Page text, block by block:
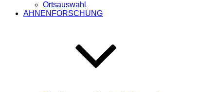
Ortsauswahl
AHNENFORSCHUNG